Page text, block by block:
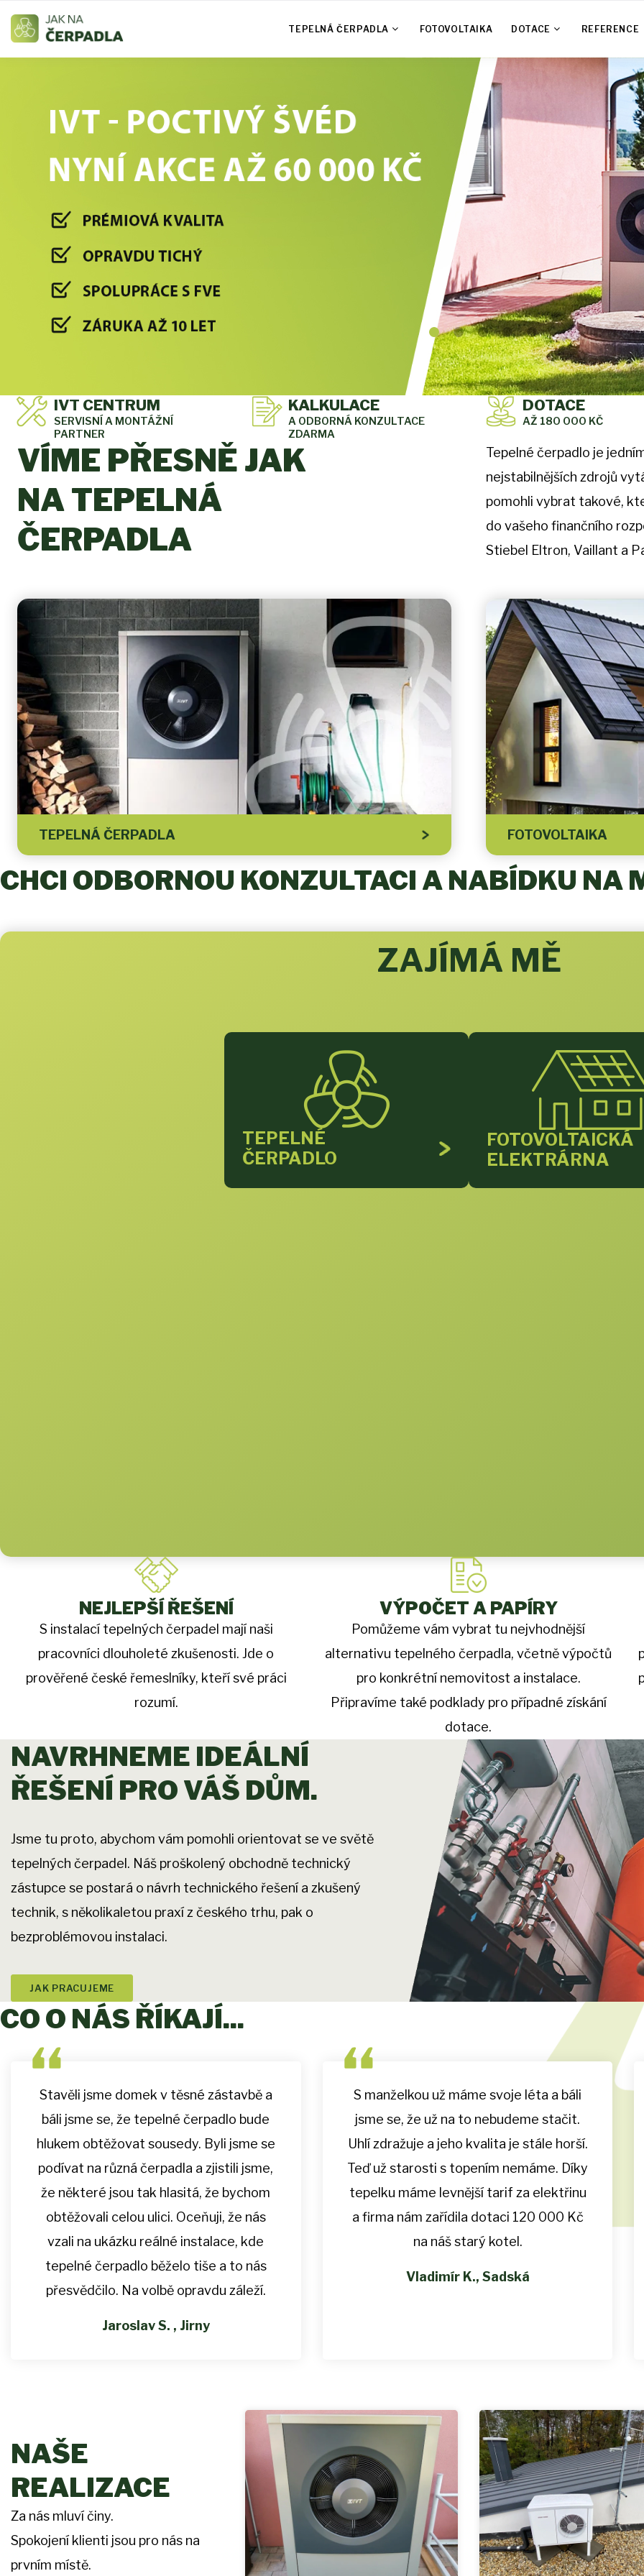
TEPELNÁ ČERPADLA FOTOVOLTAIKA DOTACE REFERENCE
IVT CENTRUM
SERVISNÍ A MONTÁŽNÍ
PARTNER
KALKULACE
A ODBORNÁ KONZULTACE
ZDARMA
DOTACE
AŽ 180 000 KČ
VÍME PŘESNĚ JAK
NA TEPELNÁ
ČERPADLA
Tepelné čerpadlo je
nejstabilnějších zdrojů
pomohli vybrat takové,
do vašeho finančního
Stiebel Eltron, Vaillant a
TEPELNÁ ČERPADLA FOTOVOLTAIKA
CHCI ODBORNOU KONZULTACI A NABÍDKU NA
ZAJÍMÁ MĚ
TEPELNÉ
ČERPADLO
FOTOVOLTAICKÁ
ELEKTRÁRNA
NEJLEPŠÍ ŘEŠENÍ
S instalací tepelných čerpadel mají naši
pracovníci dlouholeté zkušenosti. Jde o
prověřené české řemeslníky, kteří své práci
rozumí.
VÝPOČET A PAPÍRY
Pomůžeme vám vybrat tu nejvhodnější
alternativu tepelného čerpadla, včetně výpočtů
pro konkrétní nemovitost a instalace.
Připravíme také podklady pro případné získání
dotace.
NAVRHNEME IDEÁLNÍ
ŘEŠENÍ PRO VÁŠ DŮM.
Jsme tu proto, abychom vám pomohli orientovat se ve světě
tepelných čerpadel. Náš proškolený obchodně technický
zástupce se postará o návrh technického řešení a zkušený
technik, s několikaletou praxí z českého trhu, pak o
bezproblémovou instalaci.
JAK PRACUJEME
CO O NÁS ŘÍKAJÍ...
Stavěli jsme domek v těsné zástavbě a
báli jsme se, že tepelné čerpadlo bude
hlukem obtěžovat sousedy. Byli jsme se
podívat na různá čerpadla a zjistili jsme,
že některé jsou tak hlasitá, že bychom
obtěžovali celou ulici. Oceňuji, že nás
vzali na ukázku reálné instalace, kde
tepelné čerpadlo běželo tiše a to nás
přesvědčilo. Na volbě opravdu záleží.
Jaroslav S. , Jirny
S manželkou už máme svoje léta a báli
jsme se, že už na to nebudeme stačit.
Uhlí zdražuje a jeho kvalita je stále horší.
Teď už starosti s topením nemáme. Díky
tepelku máme levnější tarif za elektřinu
a firma nám zařídila dotaci 120 000 Kč
na náš starý kotel.
Vladimír K., Sadská
NAŠE
REALIZACE
Za nás mluví činy.
Spokojení klienti jsou pro nás na
prvním místě.